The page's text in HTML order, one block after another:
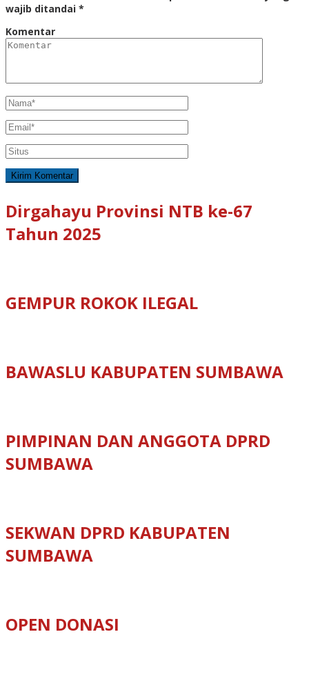
wajib ditandai *
Komentar
Dirgahayu Provinsi NTB ke-67
Tahun 2025
GEMPUR ROKOK ILEGAL
BAWASLU KABUPATEN SUMBAWA
PIMPINAN DAN ANGGOTA DPRD
SUMBAWA
SEKWAN DPRD KABUPATEN
SUMBAWA
OPEN DONASI